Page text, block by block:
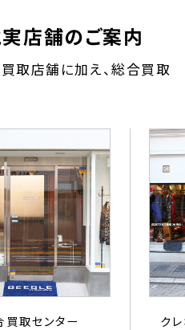
店舗のご案内
取店舗に加え、総合買取
買取センター ク